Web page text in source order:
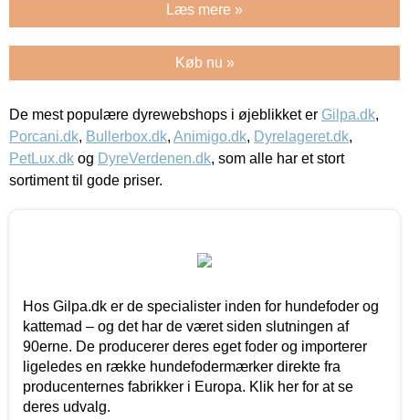
Læs mere »
Køb nu »
De mest populære dyrewebshops i øjeblikket er Gilpa.dk,
Porcani.dk, Bullerbox.dk, Animigo.dk, Dyrelageret.dk,
PetLux.dk og DyreVerdenen.dk, som alle har et stort
sortiment til gode priser.
Hos Gilpa.dk er de specialister inden for hundefoder og
kattemad – og det har de været siden slutningen af
90erne. De producerer deres eget foder og importerer
ligeledes en række hundefodermærker direkte fra
producenternes fabrikker i Europa. Klik her for at se
deres udvalg.